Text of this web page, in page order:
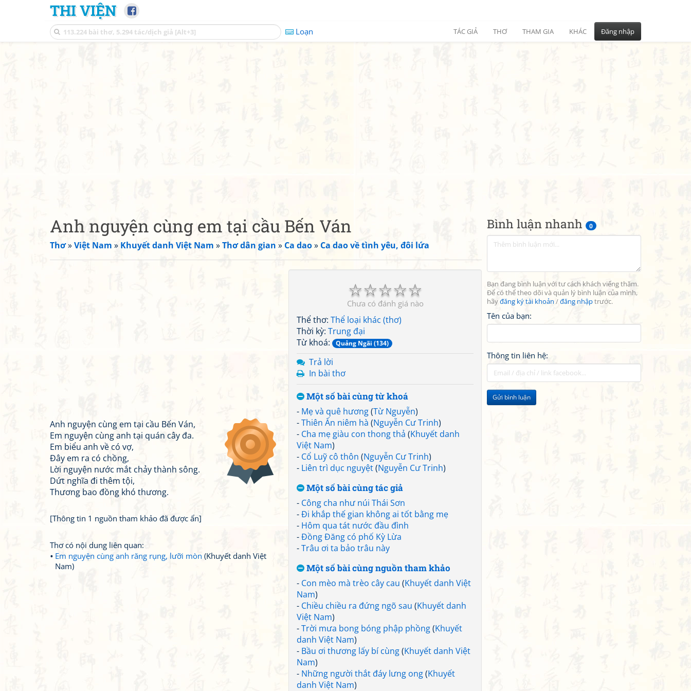
THI VIỆN
Loạn TÁC GIẢ THƠ THAM GIA KHÁC Đăng nhập
Bình luận nhanh 0
Bạn đang bình luận với tư cách khách viếng thăm.
Để có thể theo dõi và quản lý bình luận của mình,
hãyđăng ký tài khoản /đăng nhậptrước.
Tên của bạn:
Thông tin liên hệ:
Gửi bình luận
Anh nguyện cùng em tại cầu Bến Ván
Thơ»Việt Nam » Khuyết danh Việt Nam »Thơ dân gian » Ca dao» Ca dao về tình yêu, đôi lứa
☆
☆
☆
☆
☆
Chưa có đánh giá nào
Thể thơ: Thể loại khác (thơ)
Thời kỳ: Trung đại
Từ khoá:
Quảng Ngãi (134)
Trả lời
In bài thơ
Một số bài cùng từ khoá
- Mẹ và quê hương(Từ Nguyễn)
-Thiên Ấn niêm hà (Nguyễn Cư Trinh)
- Cha mẹ giàu con thong thả (Khuyết danh
Việt Nam)
- Cổ Luỹ cô thôn (Nguyễn Cư Trinh)
- Liên trì dục nguyệt(Nguyễn Cư Trinh)
Một số bài cùng tác giả
- Công cha như núi Thái Sơn
-Đi khắp thế gian không ai tốt bằng mẹ
- Hôm qua tát nước đầu đình
-Đồng Đăng có phố Kỳ Lừa
-Trâu ơi ta bảo trâu này
Một số bài cùng nguồn tham khảo
- Con mèo mà trèo cây cau (Khuyết danh Việt
Nam)
- Chiều chiều ra đứng ngõ sau (Khuyết danh
Việt Nam)
-Trời mưa bong bóng phập phồng(Khuyết
danh Việt Nam)
- Bầu ơi thương lấy bí cùng(Khuyết danh Việt
Nam)
- Những người thắt đáy lưng ong(Khuyết
danh Việt Nam)
Anh nguyện cùng em tại cầu Bến Ván,
Em nguyện cùng anh tại quán cây đa.
Em biểu anh về có vợ,
Đây em ra có chồng,
Lời nguyện nước mắt chảy thành sông.
Dứt nghĩa đi thêm tội,
Thương bao đồng khó thương.
[Thông tin 1 nguồn tham khảo đã được ẩn]
Thơ có nội dung liên quan:
Em nguyện cùng anh răng rụng, lưỡi mòn (Khuyết danh Việt
Nam)